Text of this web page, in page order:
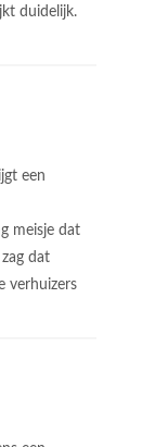
duidelijk.
een
meisje dat
dat
verhuizers